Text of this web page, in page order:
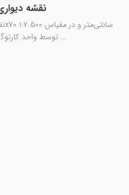
نقشه دیواری
توسط واحد کارتوگرافی و جغرافیایی انتشارات …